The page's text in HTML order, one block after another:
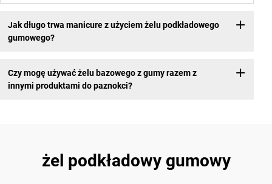
Jak długo trwa manicure z użyciem żelu podkładowego
gumowego?
Czy mogę używać żelu bazowego z gumy razem z
innymi produktami do paznokci?
żel podkładowy gumowy